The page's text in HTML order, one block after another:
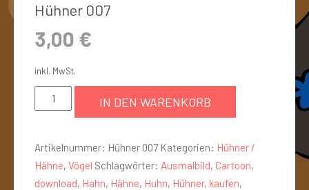
Hühner 007
3,00 €
inkl. MwSt.
IN DEN WARENKORB
Artikelnummer: Hühner 007 Kategorien: Hühner /
Hähne, Vögel Schlagwörter: Ausmalbild, Cartoon,
download, Hahn, Hähne, Huhn, Hühner, kaufen,